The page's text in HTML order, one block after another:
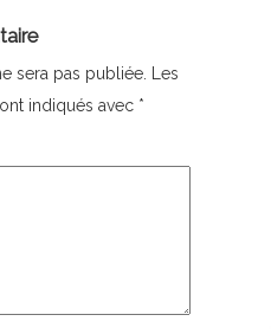
sera pas publiée.
Les
indiqués avec *